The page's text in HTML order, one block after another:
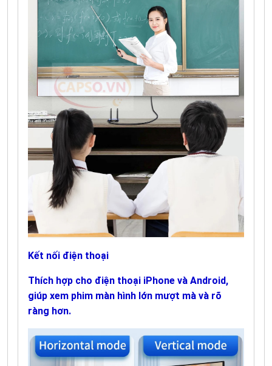
Kết nối điện thoại
Thích hợp cho điện thoại iPhone và Android,
giúp xem phim màn hình lớn mượt mà và rõ
ràng hơn.